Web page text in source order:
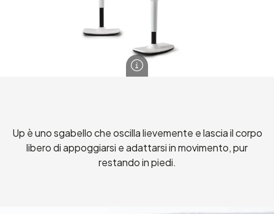
Up è uno sgabello che oscilla lievemente e lascia il corpo
libero di appoggiarsi e adattarsi in movimento, pur
restando in piedi.